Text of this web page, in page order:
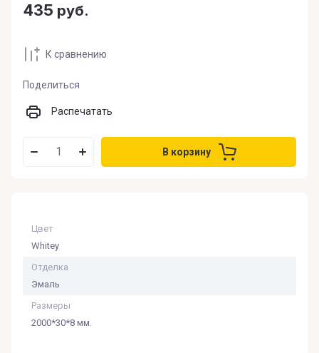
435 руб.
К сравнению
Поделиться
Распечатать
В корзину
Цвет
Whitey
Отделка
Эмаль
Размеры
2000*30*8 мм.